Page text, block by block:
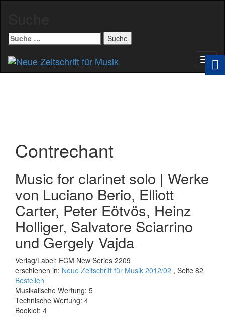
Suche
nach:
Contrechant
Music for clarinet solo | Werke
von Luciano Berio, Elliott
Carter, Peter Eötvös, Heinz
Holliger, Salvatore Sciarrino
und Gergely Vajda
Verlag/Label: ECM New Series 2209
erschienen in: Neue Zeitschrift für Musik 2012/02 , Seite 82
Bestellen
Musikalische Wertung: 5
Technische Wertung: 4
Booklet: 4